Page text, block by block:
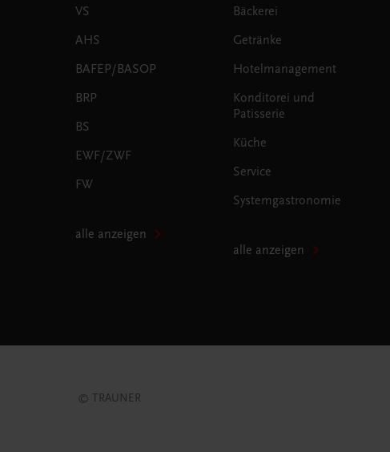
VS
AHS
BAFEP/BASOP
BRP
BS
EWF/ZWF
FW
alle anzeigen
Bäckerei
Getränke
Hotelmanagement
Konditorei und
Patisserie
Küche
Service
Systemgastronomie
alle anzeigen
© TRAUNER